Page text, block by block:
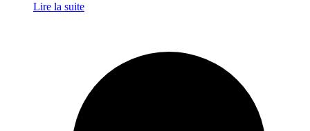
Lire la suite